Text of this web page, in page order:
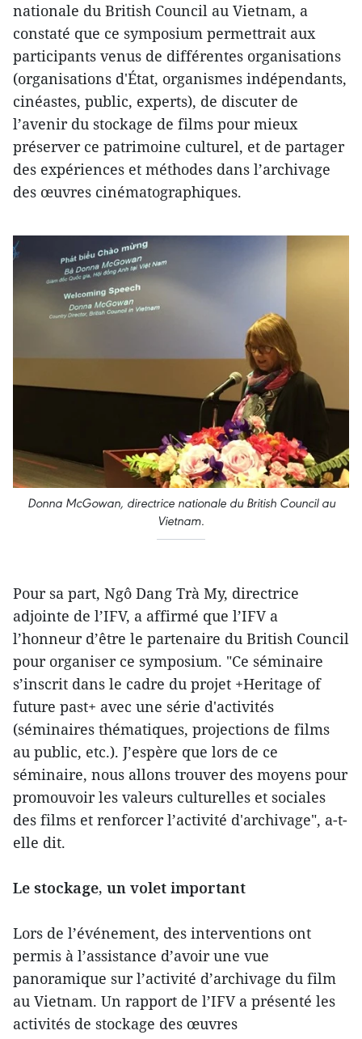
nationale du British Council au Vietnam, a
constaté que ce symposium permettrait aux
participants venus de différentes organisations
(organisations d'État, organismes indépendants,
cinéastes, public, experts), de discuter de
l’avenir du stockage de films pour mieux
préserver ce patrimoine culturel, et de partager
des expériences et méthodes dans l’archivage
des œuvres cinématographiques.
Donna McGowan, directrice nationale du British Council au
Vietnam.
Pour sa part, Ngô Dang Trà My, directrice
adjointe de l’IFV, a affirmé que l’IFV a
l’honneur d’être le partenaire du British Council
pour organiser ce symposium. "Ce séminaire
s’inscrit dans le cadre du projet +Heritage of
future past+ avec une série d'activités
(séminaires thématiques, projections de films
au public, etc.). J’espère que lors de ce
séminaire, nous allons trouver des moyens pour
promouvoir les valeurs culturelles et sociales
des films et renforcer l’activité d'archivage", a-t-
elle dit.
Le stockage, un volet important
Lors de l’événement, des interventions ont
permis à l’assistance d’avoir une vue
panoramique sur l’activité d’archivage du film
au Vietnam. Un rapport de l’IFV a présenté les
activités de stockage des œuvres